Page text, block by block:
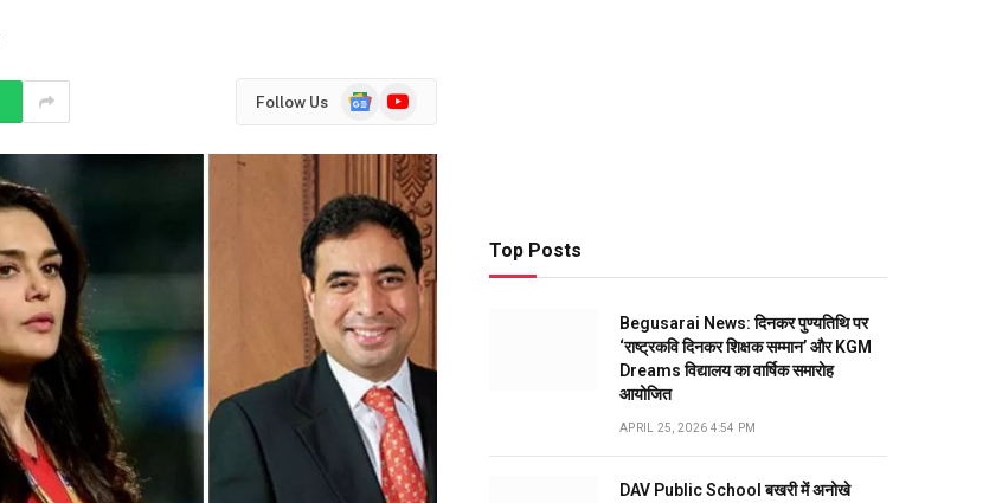
Follow Us
GoogleYouTube
Top Posts
Begusarai News: दिनकर पुण्यतिथि पर
‘राष्ट्रकवि दिनकर शिक्षक सम्मान’ और KGM
Dreams विद्यालय का वार्षिक समारोह
आयोजित
APRIL 25, 2026 4:54 PM
DAV Public School बखरी में अनोखे